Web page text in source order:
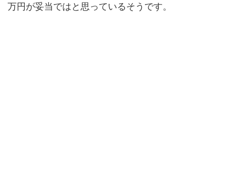
万円が妥当ではと思っているそうです。